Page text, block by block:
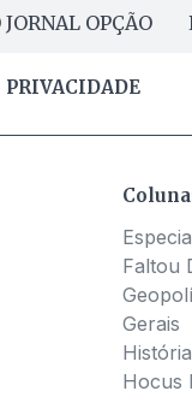
OPÇÃO
PRIVACIDADE
Faltou
Gerais
História
Hocus